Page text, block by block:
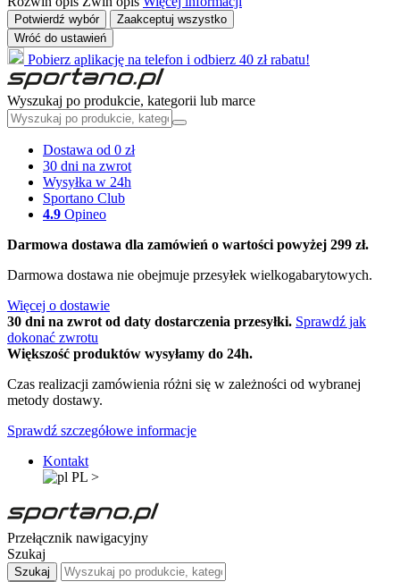
Potwierdź wybór
Zaakceptuj wszystko
Wróć do ustawień
Pobierz aplikację na telefon i odbierz 40 zł rabatu!
Wyszukaj po produkcie, kategorii lub marce
Dostawa od 0 zł
30 dni na zwrot
Wysyłka w 24h
Sportano Club
4.9 Opineo
Darmowa dostawa dla zamówień o wartości powyżej 299 zł.
Darmowa dostawa nie obejmuje przesyłek wielkogabarytowych.
Więcej o dostawie
30 dni na zwrot od daty dostarczenia przesyłki. Sprawdź jak
dokonać zwrotu
Większość produktów wysyłamy do 24h.
Czas realizacji zamówienia różni się w zależności od wybranej
metody dostawy.
Sprawdź szczegółowe informacje
Kontakt
PL >
Przełącznik nawigacyjny
Szukaj
Szukaj